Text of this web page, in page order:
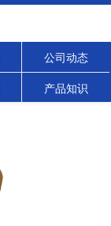
公司动态
产品知识